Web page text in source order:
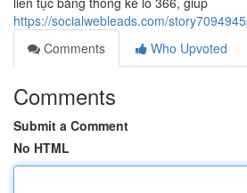
https://socialwebleads.com/
Comments
Who Upvoted
Comments
Submit a Comment
No HTML